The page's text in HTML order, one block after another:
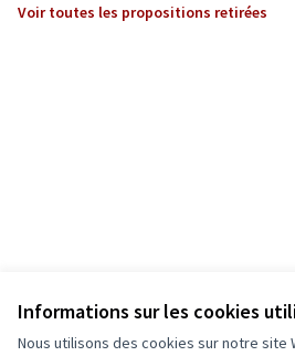
Informations sur les cookies
Nous utilisons des cookies sur notre site
Voir toutes les propositions retirées